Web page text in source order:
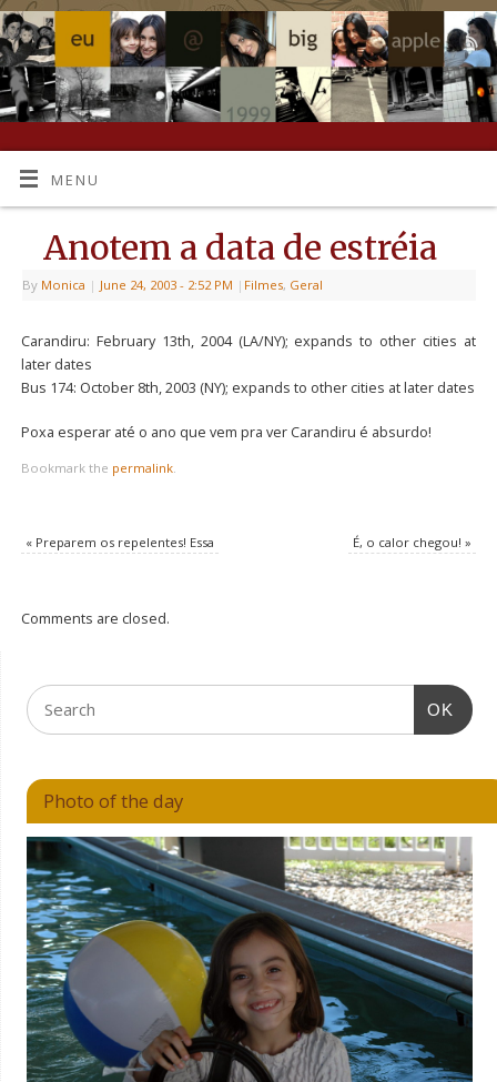
MENU
Anotem a data de estréia
By Monica | June 24, 2003 - 2:52 PM | Filmes, Geral
Carandiru: February 13th, 2004 (LA/NY); expands to other cities at
later dates
Bus 174: October 8th, 2003 (NY); expands to other cities at later dates
Poxa esperar até o ano que vem pra ver Carandiru é absurdo!
Bookmark the permalink.
«Preparem os repelentes! Essa É, o calor chegou!»
Comments are closed.
OK
Photo of the day